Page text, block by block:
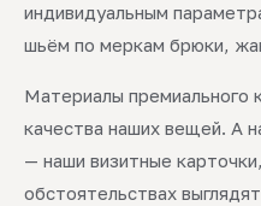
индивидуальным
шьём по меркам брюки,
Материалы премиального
качества наших вещей. А
— наши визитные
обстоятельствах